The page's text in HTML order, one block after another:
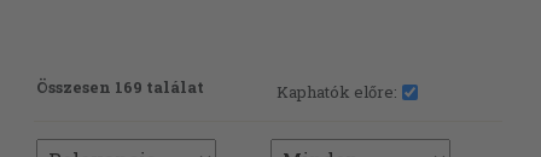
Összesen 169 találat Kaphatók előre: